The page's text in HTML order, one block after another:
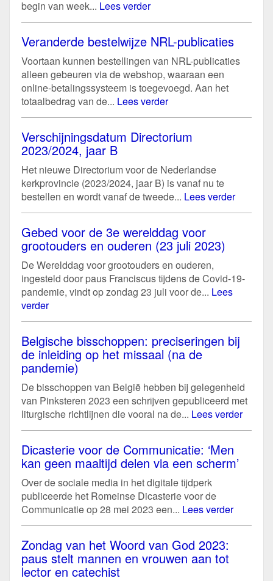
begin van week... Lees verder
Veranderde bestelwijze NRL-publicaties
Voortaan kunnen bestellingen van NRL-publicaties
alleen gebeuren via de webshop, waaraan een
online-betalingssysteem is toegevoegd. Aan het
totaalbedrag van de... Lees verder
Verschijningsdatum Directorium
2023/2024, jaar B
Het nieuwe Directorium voor de Nederlandse
kerkprovincie (2023/2024, jaar B) is vanaf nu te
bestellen en wordt vanaf de tweede... Lees verder
Gebed voor de 3e werelddag voor
grootouders en ouderen (23 juli 2023)
De Werelddag voor grootouders en ouderen,
ingesteld door paus Franciscus tijdens de Covid-19-
pandemie, vindt op zondag 23 juli voor de... Lees
verder
Belgische bisschoppen: preciseringen bij
de inleiding op het missaal (na de
pandemie)
De bisschoppen van België hebben bij gelegenheid
van Pinksteren 2023 een schrijven gepubliceerd met
liturgische richtlijnen die vooral na de... Lees verder
Dicasterie voor de Communicatie: ‘Men
kan geen maaltijd delen via een scherm’
Over de sociale media in het digitale tijdperk
publiceerde het Romeinse Dicasterie voor de
Communicatie op 28 mei 2023 een... Lees verder
Zondag van het Woord van God 2023:
paus stelt mannen en vrouwen aan tot
lector en catechist